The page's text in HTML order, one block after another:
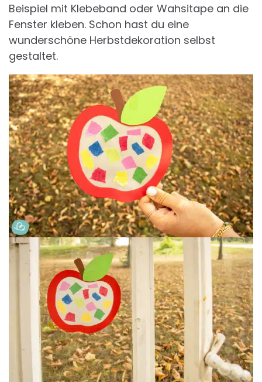
Beispiel mit Klebeband oder Wahsitape an die
Fenster kleben. Schon hast du eine
wunderschöne Herbstdekoration selbst
gestaltet.